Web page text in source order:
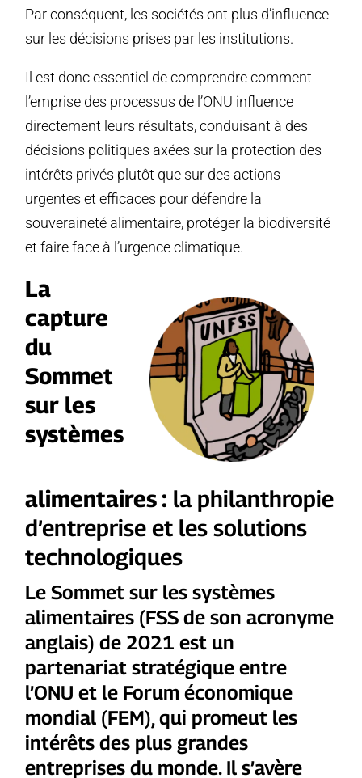
Par conséquent, les sociétés ont plus d’influence
sur les décisions prises par les institutions.
Il est donc essentiel de comprendre comment
l’emprise des processus de l’ONU influence
directement leurs résultats, conduisant à des
décisions politiques axées sur la protection des
intérêts privés plutôt que sur des actions
urgentes et efficaces pour défendre la
souveraineté alimentaire, protéger la biodiversité
et faire face à l’urgence climatique.
La
capture
du
Sommet
sur les
systèmes
alimentaires : la philanthropie
d’entreprise et les solutions
technologiques
Le Sommet sur les systèmes
alimentaires (FSS de son acronyme
anglais) de 2021 est un
partenariat stratégique entre
l’ONU et le Forum économique
mondial (FEM), qui promeut les
intérêts des plus grandes
entreprises du monde. Il s’avère